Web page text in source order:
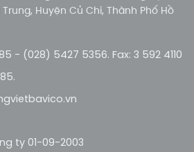
Huyện Củ Chi, Thành Phố Hồ
- (028) 5427 5356. Fax: 3 592 4110
ty 01-09-2003